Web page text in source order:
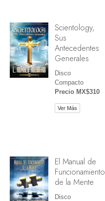
Scientology,
Sus
Antecedentes
Generales
Disco
Compacto
Precio MX$310
Ver Más
El Manual de
Funcionamiento
de la Mente
Disco